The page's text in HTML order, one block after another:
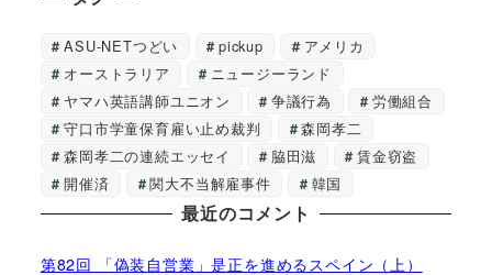
ASU-NETつどい pickup
アメリカ
オーストラリア
ニュージーランド
ヤマハ英語講師ユニオン
争議行為
労働組合
守口市学童保育雇い止め裁判
森岡孝二
森岡孝二の連続エッセイ
脇田滋
賃金窃盗
開催済
関大不当解雇事件 韓国
最近のコメント
第82回 「偽装自営業」是正を進めるスペイン（上）